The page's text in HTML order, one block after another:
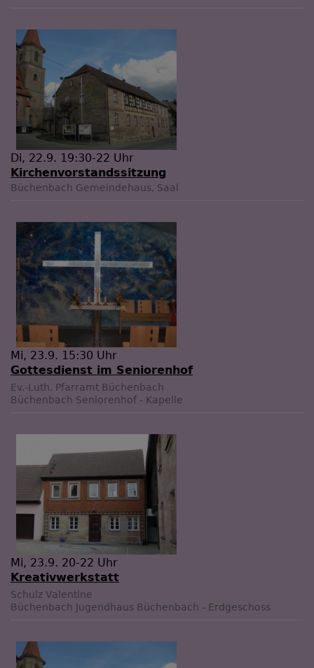
Di, 22.9. 19:30-22 Uhr
Kirchenvorstandssitzung
Büchenbach Gemeindehaus, Saal
Mi, 23.9. 15:30 Uhr
Gottesdienst im Seniorenhof
Ev.-Luth. Pfarramt Büchenbach
Büchenbach Seniorenhof - Kapelle
Mi, 23.9. 20-22 Uhr
Kreativwerkstatt
Schulz Valentine
Büchenbach Jugendhaus Büchenbach - Erdgeschoss